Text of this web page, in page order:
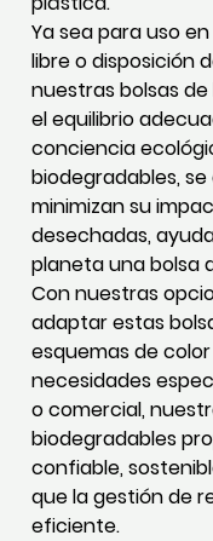
Ya sea para uso
libre o disposición
nuestras bolsas
el equilibrio
conciencia
biodegradables,
minimizan su
desechadas,
planeta una bolsa
Con nuestras
adaptar estas
esquemas de
necesidades
o comercial,
biodegradables
confiable,
que la gestión de
eficiente.